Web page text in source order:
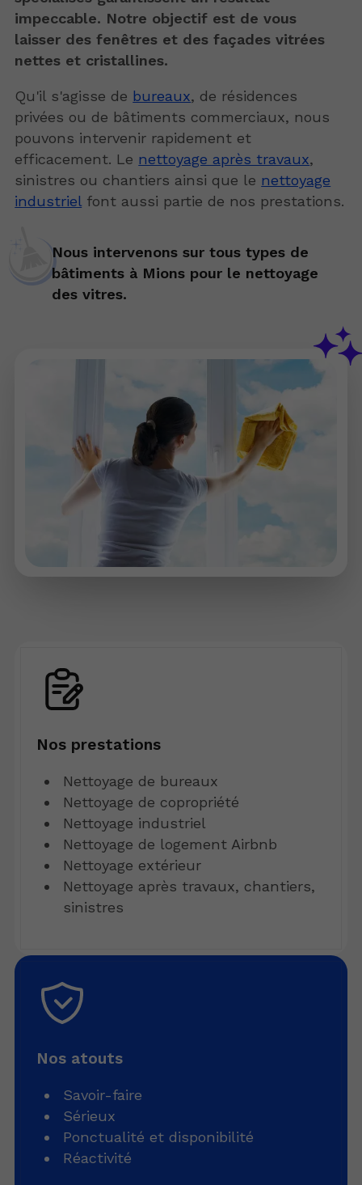
impeccable. Notre objectif est de vous
laisser des fenêtres et des façades vitrées
nettes et cristallines.
Qu'il s'agisse de bureaux, de résidences
privées ou de bâtiments commerciaux, nous
pouvons intervenir rapidement et
efficacement. Le nettoyage après travaux,
sinistres ou chantiers ainsi que le nettoyage
industriel font aussi partie de nos prestations.
Nous intervenons sur tous types de
bâtiments à Mions pour le nettoyage
des vitres.
Nos prestations
Nettoyage de bureaux
Nettoyage de copropriété
Nettoyage industriel
Nettoyage de logement Airbnb
Nettoyage extérieur
Nettoyage après travaux, chantiers,
sinistres
Nos atouts
Savoir-faire
Sérieux
Ponctualité et disponibilité
Réactivité